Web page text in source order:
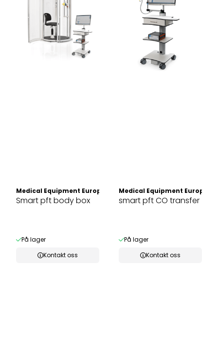
Medical Equipment Europe
Smart pft body box
På lager
Kontakt oss
Medical Equipment Europe
smart pft CO transfer
På lager
Kontakt oss